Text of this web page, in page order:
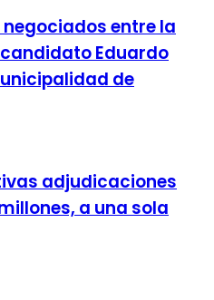
entre la
Eduardo
de
adjudicaciones
a una sola